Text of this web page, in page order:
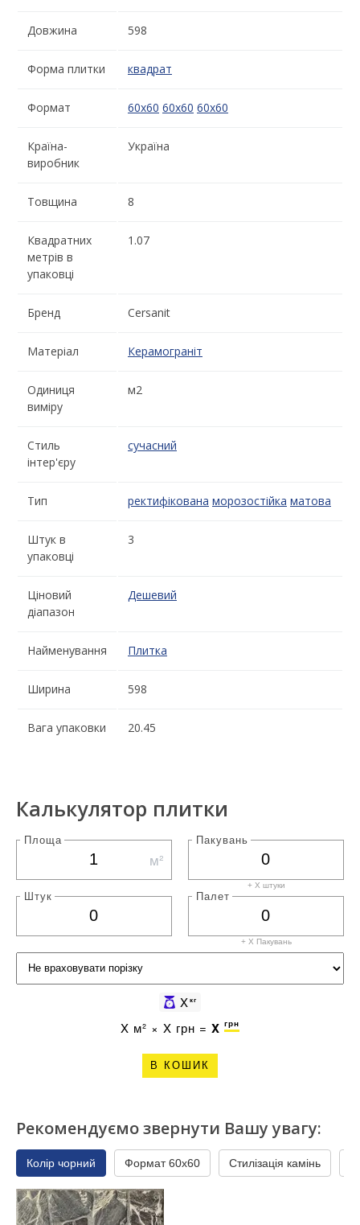
Довжина 598
Форма плитки квадрат
Формат 60x60 60х60 60x60
Країна-
виробник
Україна
Товщина 8
Квадратних
метрів в
упаковці
1.07
Бренд Cersanit
Матеріал Керамограніт
Одиниця
виміру
м2
Стиль
інтер'єру
сучасний
Тип ректифікована морозостійка матова
Штук в
упаковці
3
Ціновий
діапазон
Дешевий
Найменування Плитка
Ширина 598
Вага упаковки 20.45
Калькулятор плитки
Площа
м²
Пакувань
+ X штуки
Штук Палет
+ X Пакувань
Xкг
X м² × X грн = X грн
В КОШИК
Рекомендуємо звернути Вашу увагу:
Колір чорний Формат 60x60 Стилізація камінь